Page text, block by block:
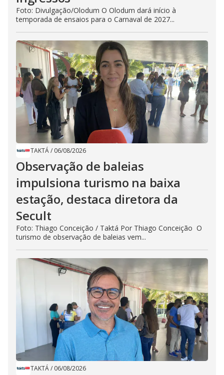
Foto: Divulgação/Olodum O Olodum dará início à
temporada de ensaios para o Carnaval de 2027...
TAKTÁ/ 06/08/2026
Observação de baleias
impulsiona turismo na baixa
estação, destaca diretora da
Secult
Foto: Thiago Conceição / Taktá Por Thiago Conceição O
turismo de observação de baleias vem...
TAKTÁ/ 06/08/2026